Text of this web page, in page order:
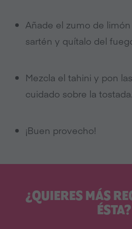
Añade el zumo de
sartén y quítalo del
Mezcla el tahini y pon
cuidado sobre la tostada.
¡Buen provecho!
¿QUIERES MÁS
ÉSTA?